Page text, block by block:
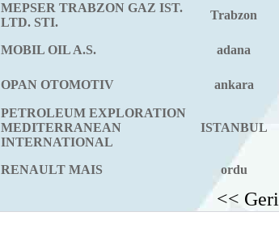
MEPSER TRABZON GAZ IST.
LTD. STI.
Trabzon
MOBIL OIL A.S. adana
OPAN OTOMOTIV ankara
PETROLEUM EXPLORATION
MEDITERRANEAN
INTERNATIONAL
ISTANBUL
RENAULT MAIS ordu
<< Geri